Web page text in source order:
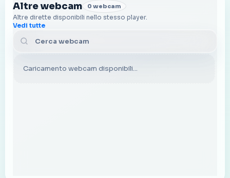
Altre webcam 0 webcam
Altre dirette disponibili nello stesso player.
Vedi tutte
Caricamento webcam disponibili...